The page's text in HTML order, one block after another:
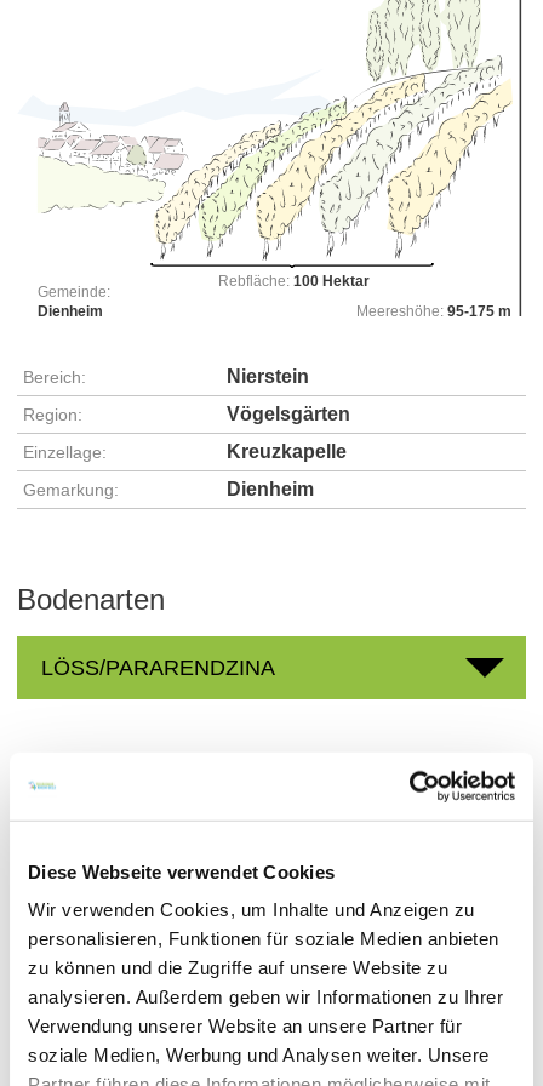
Diese Webseite verwendet Cookies
Wir verwenden Cookies, um Inhalte und Anzeigen zu
personalisieren, Funktionen für soziale Medien anbieten
zu können und die Zugriffe auf unsere Website zu
analysieren. Außerdem geben wir Informationen zu Ihrer
Verwendung unserer Website an unsere Partner für
soziale Medien, Werbung und Analysen weiter. Unsere
Rebfläche: 100 Hektar
Gemeinde:
Dienheim
Meereshöhe: 95-175 m
Bereich: Nierstein
Region: Vögelsgärten
Einzellage: Kreuzkapelle
Gemarkung: Dienheim
Bodenarten
LÖSS/PARARENDZINA
Weingüter